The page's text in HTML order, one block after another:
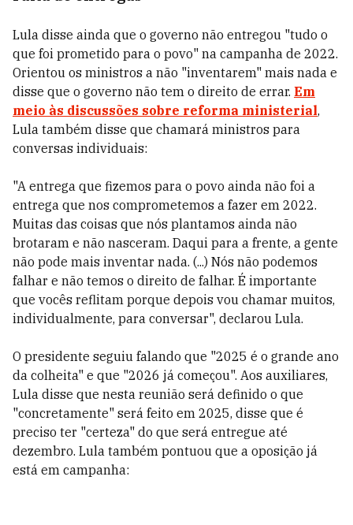
Lula disse ainda que o governo não entregou "tudo o
que foi prometido para o povo" na campanha de 2022.
Orientou os ministros a não "inventarem" mais nada e
disse que o governo não tem o direito de errar. Em
meio às discussões sobre reforma ministerial,
Lula também disse que chamará ministros para
conversas individuais:
"A entrega que fizemos para o povo ainda não foi a
entrega que nos comprometemos a fazer em 2022.
Muitas das coisas que nós plantamos ainda não
brotaram e não nasceram. Daqui para a frente, a gente
não pode mais inventar nada. (...) Nós não podemos
falhar e não temos o direito de falhar. É importante
que vocês reflitam porque depois vou chamar muitos,
individualmente, para conversar", declarou Lula.
O presidente seguiu falando que "2025 é o grande ano
da colheita" e que "2026 já começou". Aos auxiliares,
Lula disse que nesta reunião será definido o que
"concretamente" será feito em 2025, disse que é
preciso ter "certeza" do que será entregue até
dezembro. Lula também pontuou que a oposição já
está em campanha: